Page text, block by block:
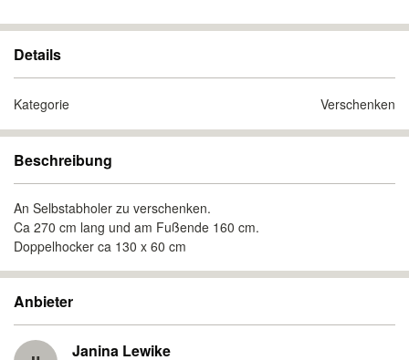
Details
Kategorie Verschenken
Beschreibung
An Selbstabholer zu verschenken.
Ca 270 cm lang und am Fußende 160 cm.
Doppelhocker ca 130 x 60 cm
Anbieter
Janina Lewike